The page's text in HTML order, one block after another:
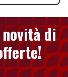
di